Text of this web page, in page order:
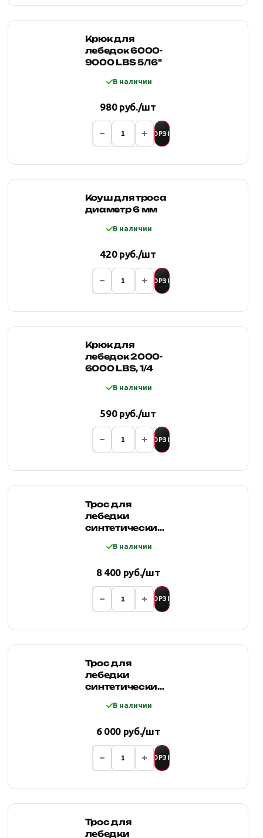
Крюк для
лебедок 6000-
9000 LBS 5/16"
В наличии
980 руб./шт
В КОРЗИНУ
Коуш для троса
диаметр 6 мм
В наличии
420 руб./шт
В КОРЗИНУ
Крюк для
лебедок 2000-
6000 LBS, 1/4
В наличии
590 руб./шт
В КОРЗИНУ
Трос для
лебедки
синтетический
зеленыйВ наличии
8 400 руб./шт
В КОРЗИНУ
Трос для
лебедки
синтетический
желтыйВ наличии
6 000 руб./шт
В КОРЗИНУ
Трос для
лебедки